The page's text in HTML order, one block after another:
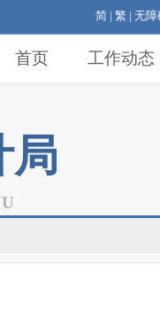
简 | 繁 | 无障
首页 工作动态
局